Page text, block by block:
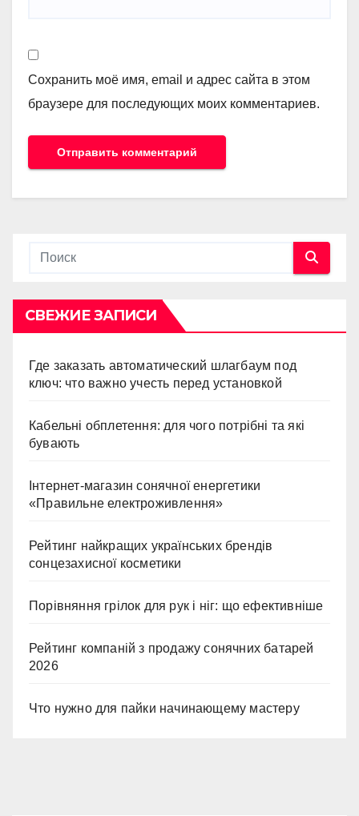
Сохранить моё имя, email и адрес сайта в этом
браузере для последующих моих комментариев.
СВЕЖИЕ ЗАПИСИ
Где заказать автоматический шлагбаум под
ключ: что важно учесть перед установкой
Кабельні обплетення: для чого потрібні та які
бувають
Інтернет-магазин сонячної енергетики
«Правильне електроживлення»
Рейтинг найкращих українських брендів
сонцезахисної косметики
Порівняння грілок для рук і ніг: що ефективніше
Рейтинг компаній з продажу сонячних батарей
2026
Что нужно для пайки начинающему мастеру